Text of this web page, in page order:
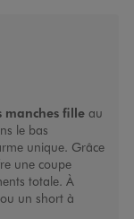
manches filleau
le bas
unique. Grâce
une coupe
totale. À
un short à